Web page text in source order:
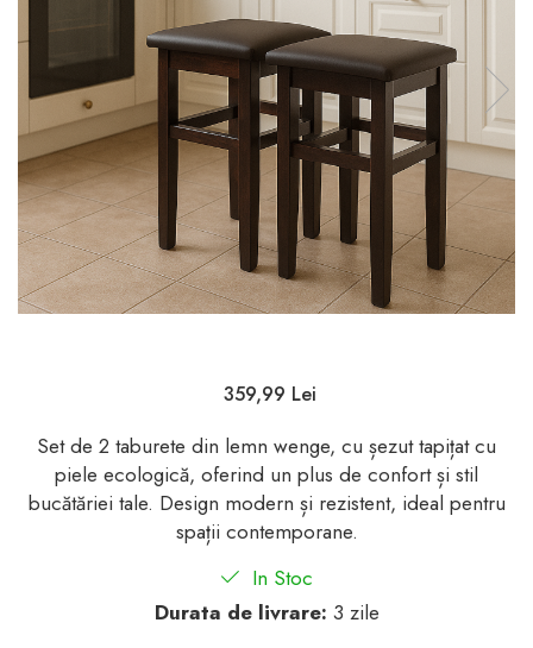
359,99 Lei
Set de 2 taburete din lemn wenge, cu șezut tapițat cu
piele ecologică, oferind un plus de confort și stil
bucătăriei tale. Design modern și rezistent, ideal pentru
spații contemporane.
In Stoc
Durata de livrare: 3 zile